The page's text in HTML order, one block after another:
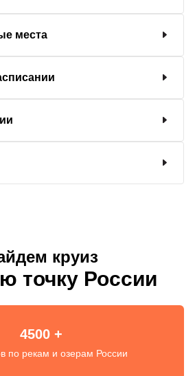
места
круиз
точку России
4500 +
по рекам и озерам России